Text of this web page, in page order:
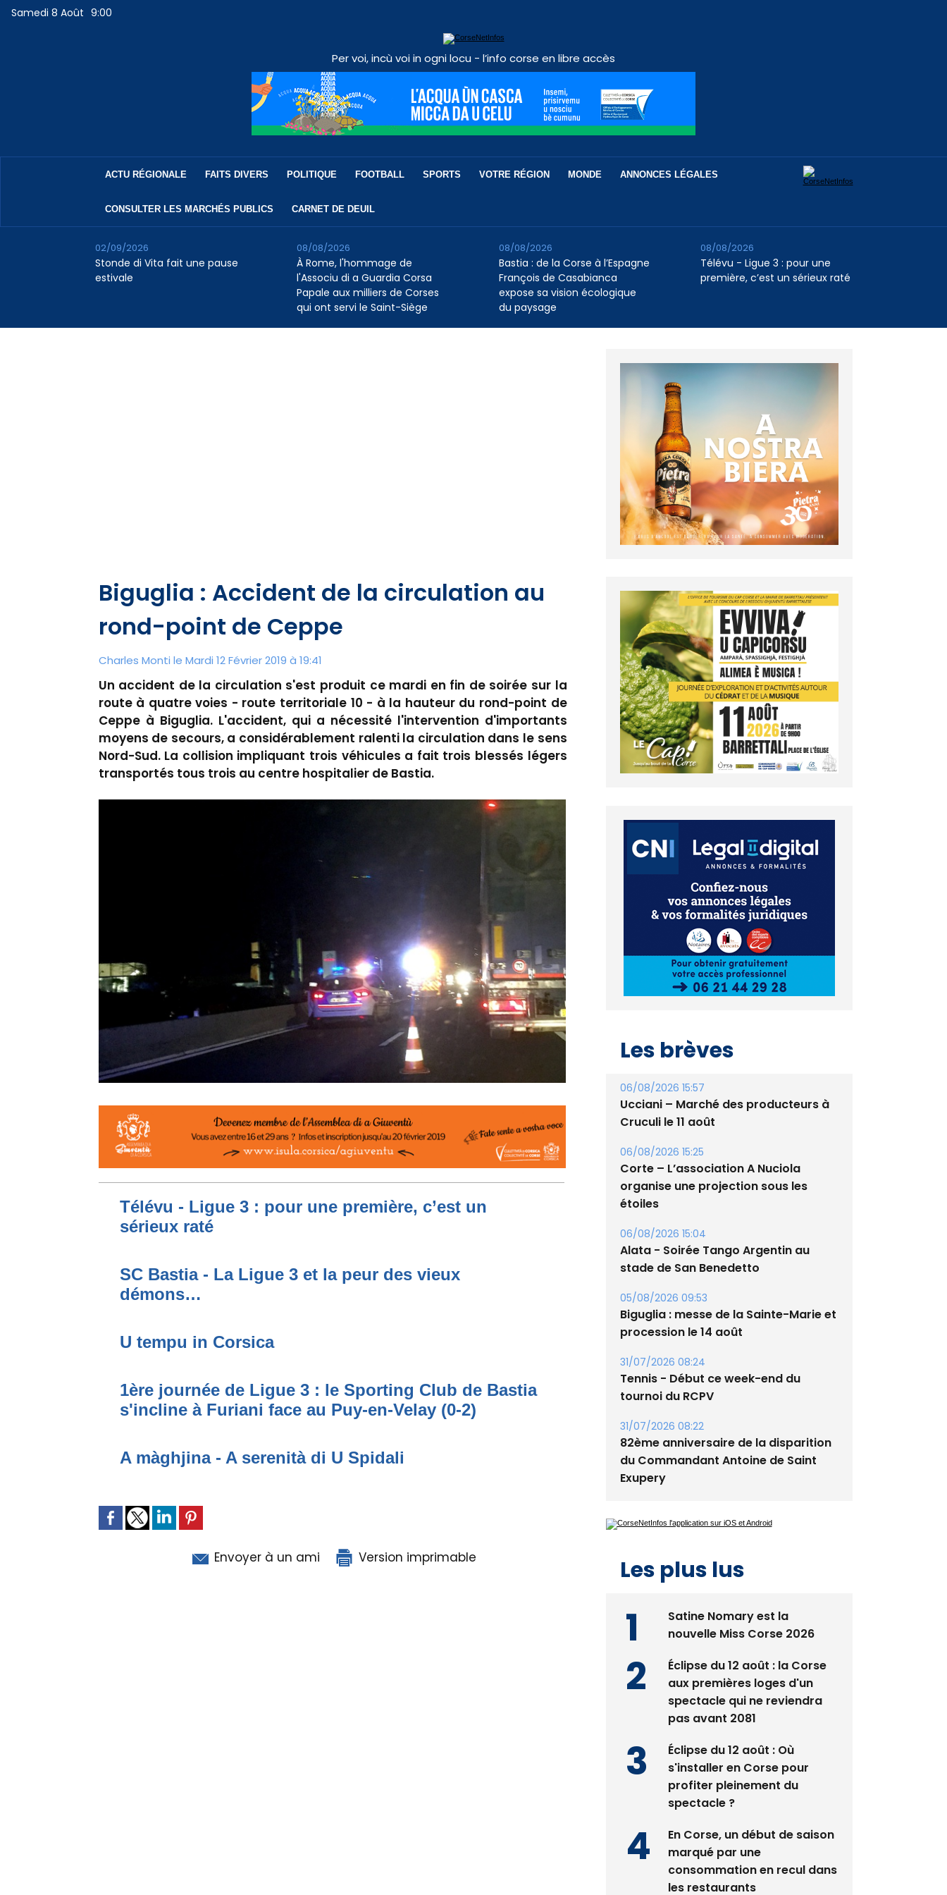
Samedi 8 Août 9:00
Per voi, incù voi in ogni locu - l’info corse en libre accès
ACTU RÉGIONALE FAITS DIVERS POLITIQUE FOOTBALL SPORTS VOTRE RÉGION MONDE ANNONCES LÉGALES
CONSULTER LES MARCHÉS PUBLICS CARNET DE DEUIL
Stonde di Vita fait une pause
estivale
02/09/2026
À Rome, l'hommage de
l'Associu di a Guardia Corsa
Papale aux milliers de Corses
qui ont servi le Saint-Siège
08/08/2026
Bastia : de la Corse à l’Espagne
François de Casabianca
expose sa vision écologique
du paysage
08/08/2026
Télévu - Ligue 3 : pour une
première, c’est un sérieux raté
08/08/2026
Biguglia : Accident de la circulation au
rond-point de Ceppe
Charles Monti le Mardi 12 Février 2019 à 19:41
Un accident de la circulation s'est produit ce mardi en fin de soirée sur la
route à quatre voies - route territoriale 10 - à la hauteur du rond-point de
Ceppe à Biguglia. L'accident, qui a nécessité l'intervention d'importants
moyens de secours, a considérablement ralenti la circulation dans le sens
Nord-Sud. La collision impliquant trois véhicules a fait trois blessés légers
transportés tous trois au centre hospitalier de Bastia.
Télévu - Ligue 3 : pour une première, c’est un
sérieux raté
SC Bastia - La Ligue 3 et la peur des vieux
démons…
U tempu in Corsica
1ère journée de Ligue 3 : le Sporting Club de Bastia
s'incline à Furiani face au Puy-en-Velay (0-2)
A màghjina - A serenità di U Spidali
Envoyer à un ami Version imprimable
06/08/2026 15:57
Cruculi le 11 août
06/08/2026 15:25
organise une projection sous les
étoiles
06/08/2026 15:04
stade de San Benedetto
05/08/2026 09:53
procession le 14 août
31/07/2026 08:24
tournoi du RCPV
31/07/2026 08:22
du Commandant Antoine de Saint
Exupery
Éclipse du 12 août : la Corse
spectacle qui ne reviendra
pas avant 2081
Éclipse du 12 août : Où
profiter pleinement du
spectacle ?
En Corse, un début de saison
consommation en recul dans
les restaurants
La gendarmerie alerte les